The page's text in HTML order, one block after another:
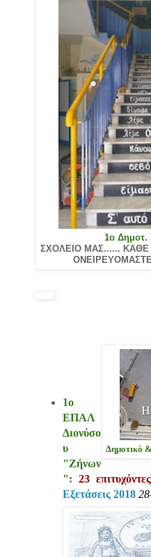
1ο Δημοτ.
ΣΧΟΛΕΙΟ
Δημοτικό
1ο
ΕΠΑΛ
Διονύσο
υ
"Ζήνων
": 23
Εξετάσεις 2018